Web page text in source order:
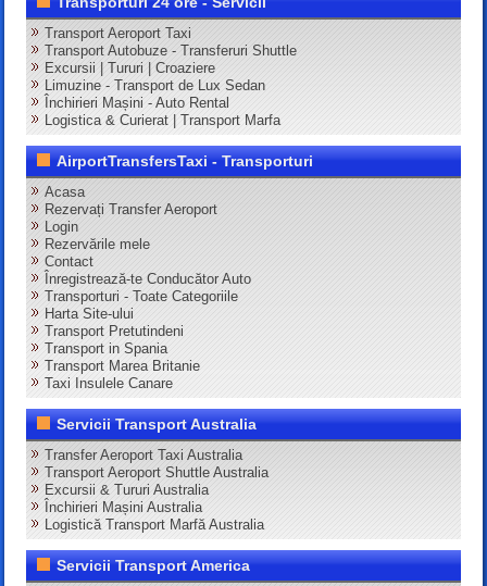
Transport Aeroport Taxi
Transport Autobuze - Transferuri Shuttle
Excursii | Tururi | Croaziere
Limuzine - Transport de Lux Sedan
Închirieri Mașini - Auto Rental
Logistica & Curierat | Transport Marfa
AirportTransfersTaxi - Transporturi
Acasa
Rezervați Transfer Aeroport
Login
Rezervările mele
Contact
Înregistrează-te Conducător Auto
Transporturi - Toate Categoriile
Harta Site-ului
Transport Pretutindeni
Transport in Spania
Transport Marea Britanie
Taxi Insulele Canare
Servicii Transport Australia
Transfer Aeroport Taxi Australia
Transport Aeroport Shuttle Australia
Excursii & Tururi Australia
Închirieri Mașini Australia
Logistică Transport Marfă Australia
Servicii Transport America